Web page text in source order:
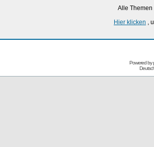
Alle
Hier klicken ,
Powered by